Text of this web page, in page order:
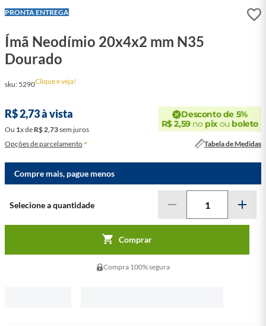
LEVE + PAGUE -
PRONTA ENTREGA
Ímã Neodímio 20x4x2 mm N35
Dourado
sku: 5290Clique e veja!
R$2,73à vista
Ou 1xde R$2,73sem juros
Desconto de 5%
R$ 2,59no pixou boleto
Opções de parcelamento Tabela de Medidas
Compre mais, pague menos
Comprar
Compra 100% segura